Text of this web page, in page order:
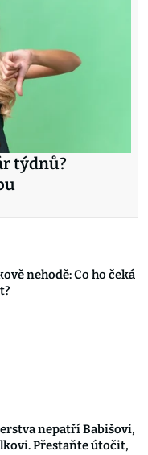
týdnů?
nehodě: Co ho čeká
nepatří Babišovi,
Přestaňte útočit,